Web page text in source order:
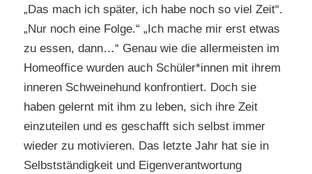
„Das mach ich später, ich habe noch so viel Zeit“.
„Nur noch eine Folge.“ „Ich mache mir erst etwas
zu essen, dann…“ Genau wie die allermeisten im
Homeoffice wurden auch Schüler*innen mit ihrem
inneren Schweinehund konfrontiert. Doch sie
haben gelernt mit ihm zu leben, sich ihre Zeit
einzuteilen und es geschafft sich selbst immer
wieder zu motivieren. Das letzte Jahr hat sie in
Selbstständigkeit und Eigenverantwortung